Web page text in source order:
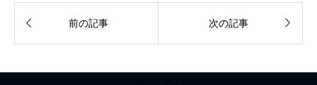
 前の記事 次の記事 